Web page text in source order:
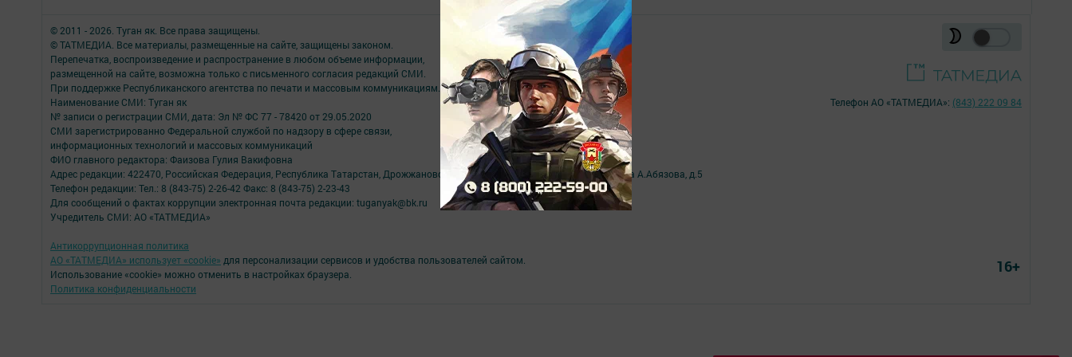
© 2011 - 2026. Туган як. Все права защищены.
© ТАТМЕДИА. Все материалы, размещенные на сайте, защищены законом.
Перепечатка, воспроизведение и распространение в любом объеме информации,
размещенной на сайте, возможна только с письменного согласия редакций СМИ.
При поддержке Республиканского агентства по печати и массовым коммуникациям.
Наименование СМИ: Туган як
№ записи о регистрации СМИ, дата: Эл № ФС 77 - 78420 от 29.05.2020
СМИ зарегистрированно Федеральной службой по надзору в сфере связи,
информационных технологий и массовых коммуникаций
ФИО главного редактора: Фаизова Гулия Вакифовна
Адрес редакции: 422470, Российская Федерация, Республика Татарстан, Дрожжановский район, село Старое Дрожжаное улица А.Абязова, д.5
Телефон редакции: Тел.: 8 (843-75) 2-26-42 Факс: 8 (843-75) 2-23-43
Для сообщений о фактах коррупции электронная почта редакции: tuganyak@bk.ru
Учредитель СМИ: АО «ТАТМЕДИА»
Антикоррупционная политика
АО «ТАТМЕДИА» использует «cookie» для персонализации сервисов и удобства пользователей сайтом.
Использование «cookie» можно отменить в настройках браузера.
Политика конфиденциальности
Телефон АО «ТАТМЕДИА»: (843) 222 09 84
16+